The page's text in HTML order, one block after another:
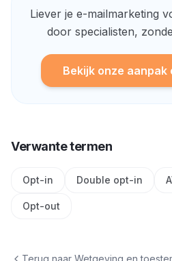
Liever je e-mailmarketing
door specialisten,
Bekijk onze aanpak
Verwante termen
Opt-in Double opt-in
Opt-out
Terug naar Wetgeving en